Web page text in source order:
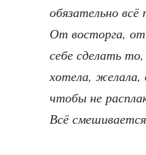
обязательно
От восторга, от
себе сделать
хотела, желала,
чтобы не
Всё